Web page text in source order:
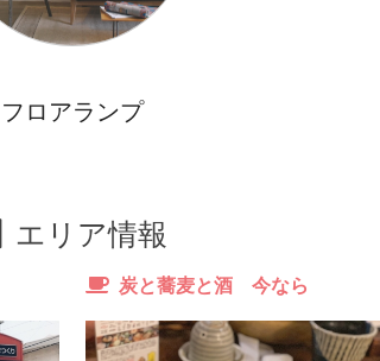
フロアランプ
エリア情報
炭と蕎麦と酒 今なら